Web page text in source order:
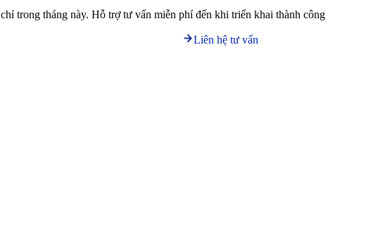
chỉ trong tháng này. Hỗ trợ tư vấn miễn phí đến khi triển khai thành công
Liên hệ tư vấn